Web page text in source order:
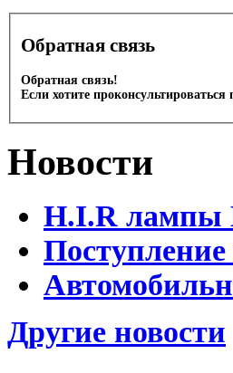
Обратная связь
Обратная связь!
Если хотите
Новости
H.I.R лампы
Другие новости